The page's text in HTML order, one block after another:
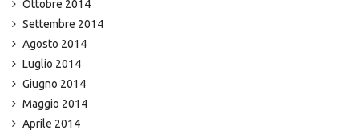
Ottobre 2014
Settembre 2014
Agosto 2014
Luglio 2014
Giugno 2014
Maggio 2014
Aprile 2014